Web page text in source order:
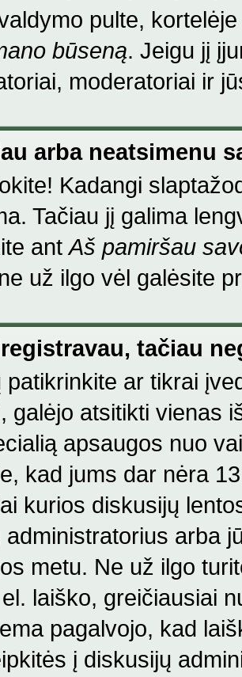
pulte,
būseną. Jeigu jį
moderatoriai ir
arba neatsimenu
Kadangi
Tačiau jį galima
antAš pamiršau
už ilgo vėl galėsite
tačiau
patikrinkite ar tikrai
galėjo atsitikti vienas
apsaugos nuo
kad jums dar nėra
kurios diskusijų
arba
metu. Ne už ilgo
laiško, greičiausiai
pagalvojo, kad
į diskusijų